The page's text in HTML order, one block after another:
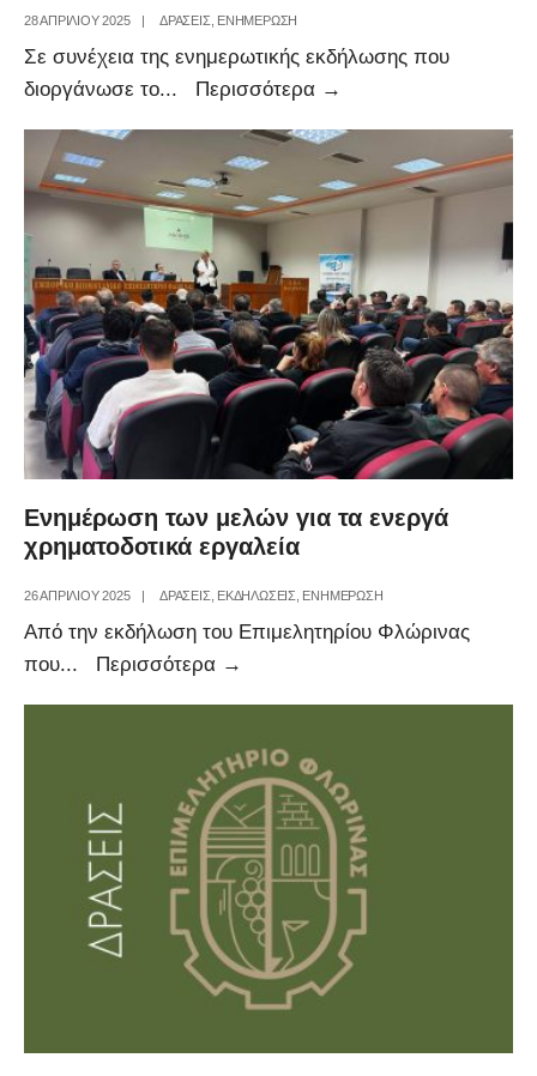
Απασχόληση
Ανέργων
Φλώρινας»
28 ΑΠΡΙΛΊΟΥ 2025 | ΔΡΑΣΕΙΣ ΕΝΗΜΕΡΩΣΗ
Σε συνέχεια της ενημερωτικής εκδήλωσης που
διοργάνωσε το... Περισσότερα →
επιχορήγησης
επιχειρήσεων
την
Περιφέρεια
Δυτικής
Μακεδονίας
Eνημέρωση των μελών για τα ενεργά
χρηματοδοτικά εργαλεία
26 ΑΠΡΙΛΊΟΥ 2025 | ΔΡΑΣΕΙΣ ΕΚΔΗΛΩΣΕΙΣ ΕΝΗΜΕΡΩΣΗ
Από την εκδήλωση του Επιμελητηρίου Φλώρινας
που... Περισσότερα →
για
τα
ενεργά
χρηματοδοτικά
εργαλεία